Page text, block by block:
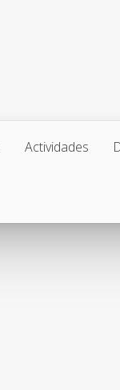
Actividades